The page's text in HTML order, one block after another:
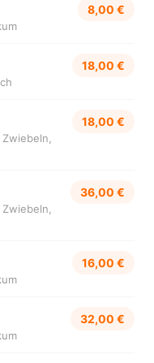
8,00 €
18,00 €
18,00 €
36,00 €
16,00 €
32,00 €